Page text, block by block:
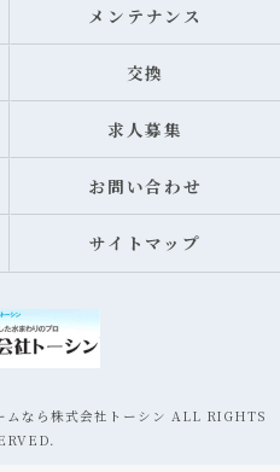
メンテナンス
交換
求人募集
お問い合わせ
サイトマップ
ムなら株式会社トーシン ALL RIGHTS